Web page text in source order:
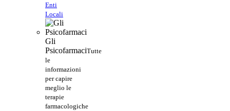
Enti
Locali
Gli
PsicofarmaciTutte
le
informazioni
per capire
meglio le
terapie
farmacologiche